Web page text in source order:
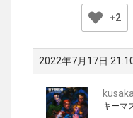
+2
2022年7月17日
キーマ